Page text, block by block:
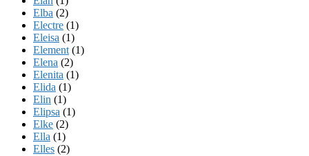
Elba (2)
Electre (1)
Eleisa (1)
Element (1)
Elena (2)
Elenita (1)
Elida (1)
Elin (1)
Elipsa (1)
Elke (2)
Ella (1)
Elles (2)